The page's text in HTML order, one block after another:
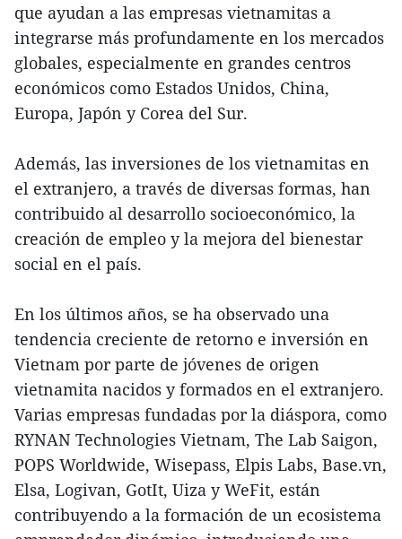
que ayudan a las empresas vietnamitas a
integrarse más profundamente en los mercados
globales, especialmente en grandes centros
económicos como Estados Unidos, China,
Europa, Japón y Corea del Sur.
Además, las inversiones de los vietnamitas en
el extranjero, a través de diversas formas, han
contribuido al desarrollo socioeconómico, la
creación de empleo y la mejora del bienestar
social en el país.
En los últimos años, se ha observado una
tendencia creciente de retorno e inversión en
Vietnam por parte de jóvenes de origen
vietnamita nacidos y formados en el extranjero.
Varias empresas fundadas por la diáspora, como
RYNAN Technologies Vietnam, The Lab Saigon,
POPS Worldwide, Wisepass, Elpis Labs, Base.vn,
Elsa, Logivan, GotIt, Uiza y WeFit, están
contribuyendo a la formación de un ecosistema